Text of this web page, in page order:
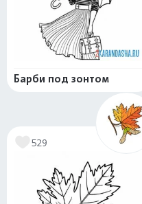
Барби под зонтом
529